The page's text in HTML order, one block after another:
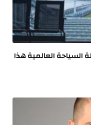
السياحة العالمية هذا